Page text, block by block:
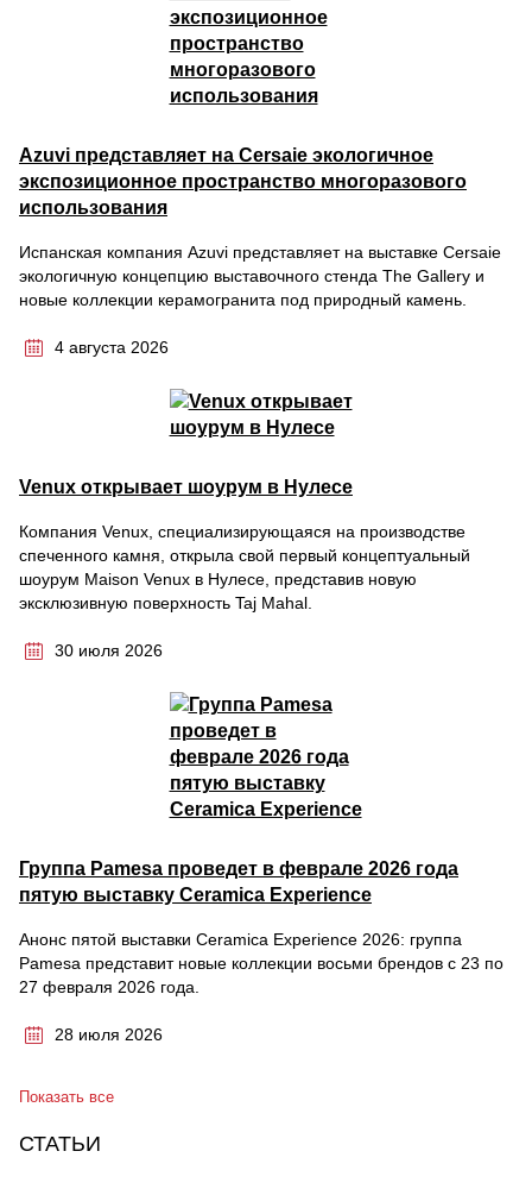
Azuvi представляет на Cersaie экологичное
экспозиционное пространство многоразового
использования
Испанская компания Azuvi представляет на выставке Cersaie
экологичную концепцию выставочного стенда The Gallery и
новые коллекции керамогранита под природный камень.
4 августа 2026
Venux открывает шоурум в Нулесе
Компания Venux, специализирующаяся на производстве
спеченного камня, открыла свой первый концептуальный
шоурум Maison Venux в Нулесе, представив новую
эксклюзивную поверхность Taj Mahal.
30 июля 2026
Группа Pamesa проведет в феврале 2026 года
пятую выставку Ceramica Experience
Анонс пятой выставки Ceramica Experience 2026: группа
Pamesa представит новые коллекции восьми брендов с 23 по
27 февраля 2026 года.
28 июля 2026
Показать все
СТАТЬИ